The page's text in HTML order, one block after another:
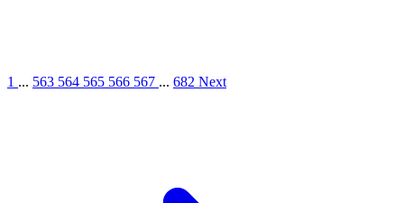
1 ... 563 564 565 566 567 ... 682 Next